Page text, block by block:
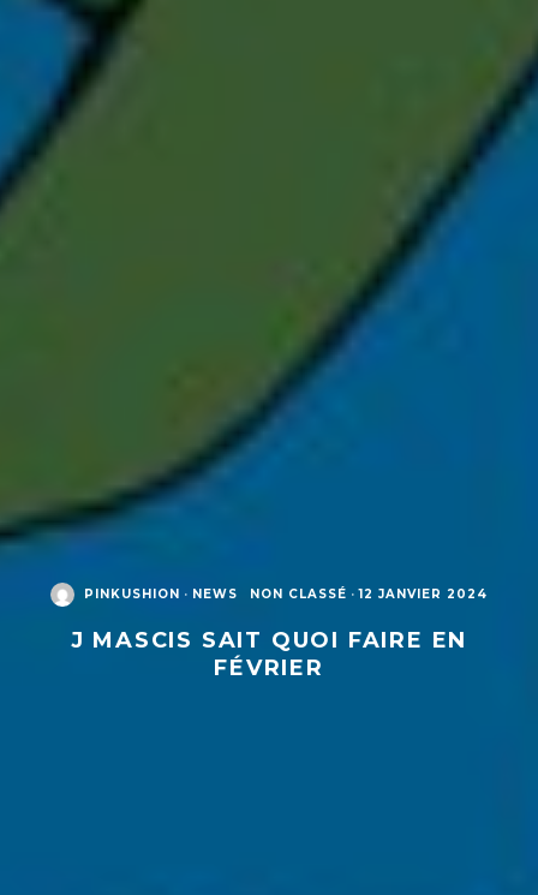
PINKUSHION · NEWS NON CLASSÉ · 12 JANVIER 2024
J MASCIS SAIT QUOI FAIRE EN
FÉVRIER